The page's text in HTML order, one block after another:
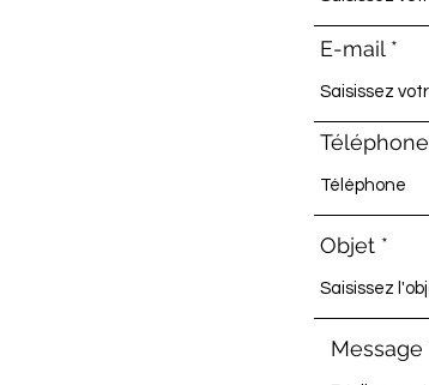
E-mail
Téléphone
Objet
Message